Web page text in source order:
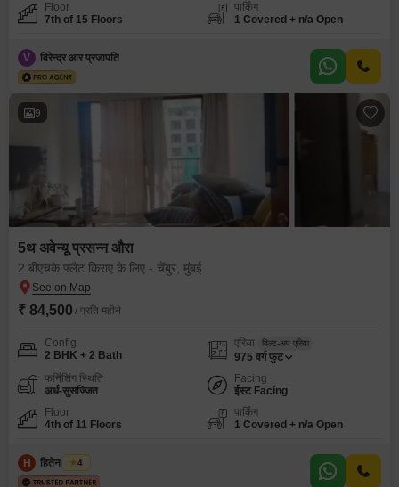
Floor
7th of 15 Floors
पार्किंग
1 Covered + n/a Open
V विरेन्द्र आर प्रजापति
9
5थ अवेन्यू प्रसन्न औरा
2 बीएचके फ्लैट किराए के लिए - चेंबुर, मुंबई
₹ 84,500 / प्रति महीने
Config
2 BHK + 2 Bath
एरिया बिल्ट-अप एरिया
975 वर्ग फुट
फर्निशिंग स्थिति
अर्ध-सुसज्जित
Facing
ईस्ट Facing
Floor
4th of 11 Floors
पार्किंग
1 Covered + n/a Open
H हितेन हरयाणी
4